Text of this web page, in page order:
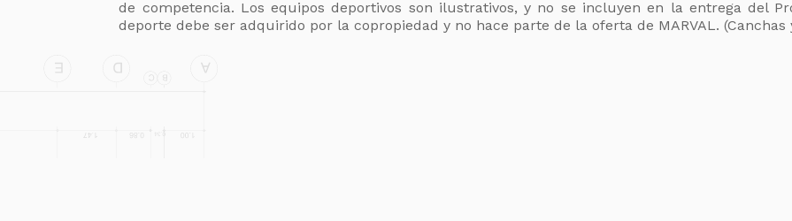
de competencia. Los equipos deportivos son ilustrativos, y no se incluyen en la entrega del
deporte debe ser adquirido por la copropiedad y no hace parte de la oferta de MARVAL. (Canchas